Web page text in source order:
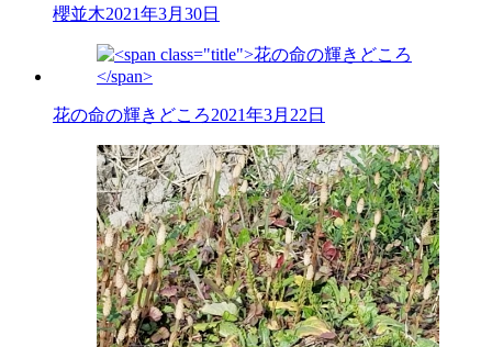
櫻並木2021年3月30日
花の命の輝きどころ2021年3月22日